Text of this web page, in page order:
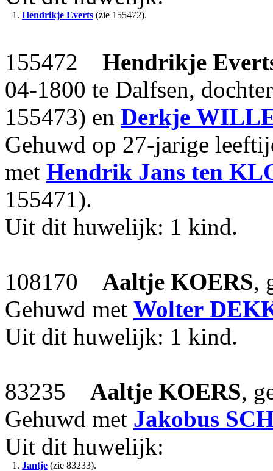
1. Hendrikje Everts (zie 155472).
155472 Hendrikje
04-1800 te Dalfsen,
155473) en Derkje
Gehuwd op 27-jarige
met Hendrik Jans ten
155471).
Uit dit huwelijk: 1 kind.
108170 Aaltje KOERS,
Gehuwd met Wolter
Uit dit huwelijk: 1 kind.
83235 Aaltje KOERS,
Gehuwd met Jakobus
Uit dit huwelijk:
1. Jantje (zie 83233).